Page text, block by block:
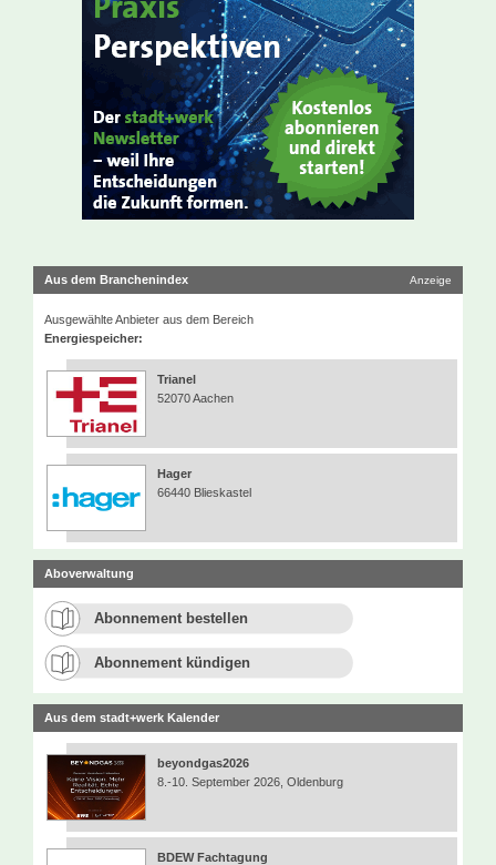
Aus dem Branchenindex Anzeige
Ausgewählte Anbieter aus dem Bereich
Energiespeicher:
Trianel
52070 Aachen
Hager
66440 Blieskastel
Aboverwaltung
Abonnement bestellen
Abonnement kündigen
Aus dem stadt+werk Kalender
beyondgas2026
8.-10. September 2026, Oldenburg
BDEW Fachtagung